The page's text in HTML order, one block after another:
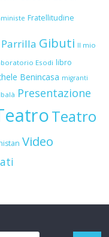
Fratellitudine
Gibuti Il mio
Esodi libro
Benincasa migranti
Presentazione
Teatro
Video